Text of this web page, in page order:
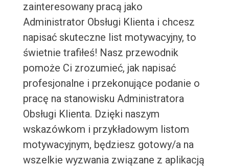
zainteresowany pracą jako
Administrator Obsługi Klienta i chcesz
napisać skuteczne list motywacyjny, to
świetnie trafiłeś! Nasz przewodnik
pomoże Ci zrozumieć, jak napisać
profesjonalne i przekonujące podanie o
pracę na stanowisku Administratora
Obsługi Klienta. Dzięki naszym
wskazówkom i przykładowym listom
motywacyjnym, będziesz gotowy/a na
wszelkie wyzwania związane z aplikacją